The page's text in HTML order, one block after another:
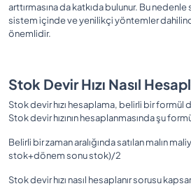
arttırmasına da katkıda bulunur. Bu
sistem içinde ve yenilikçi yöntemler
önemlidir.
Stok Devir Hızı Nasıl
Stok devir hızı hesaplama, belirli bir
Stok devir hızının hesaplanmasında şu
Belirli bir zaman aralığında satılan malın
stok+dönem sonu stok)/2
Stok devir hızı nasıl hesaplanır sorusu